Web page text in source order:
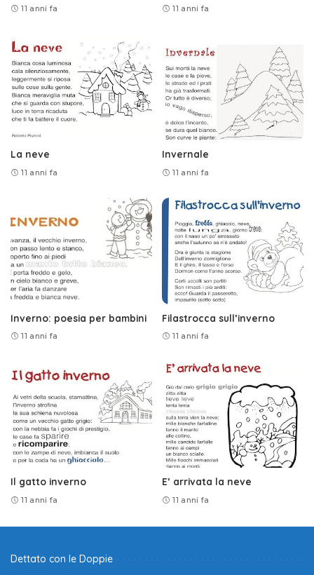
11 anni fa 11 anni fa
La neve
11 anni fa
Invernale
11 anni fa
Inverno: poesia per bambini
11 anni fa
Filastrocca sull’inverno
11 anni fa
Il gatto inverno
11 anni fa
E’ arrivata la neve
11 anni fa
Dettato con le Doppie